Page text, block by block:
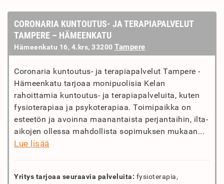
CORONARIA KUNTOUTUS- JA TERAPIAPALVELUT
TAMPERE – HÄMEENKATU
Hämeenkatu 16, 4.krs, 33200 Tampere
Coronaria kuntoutus- ja terapiapalvelut Tampere -
Hämeenkatu tarjoaa monipuolisia Kelan
rahoittamia kuntoutus- ja terapiapalveluita, kuten
fysioterapiaa ja psykoterapiaa. Toimipaikka on
esteetön ja avoinna maanantaista perjantaihin, ilta-
aikojen ollessa mahdollista sopimuksen mukaan...
Lue lisää
Yritys tarjoaa seuraavia palveluita: fysioterapia,